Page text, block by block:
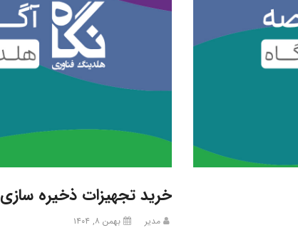
خرید تجهیزات ذخیره سازی
مدیر بهمن ۸, ۱۴۰۴